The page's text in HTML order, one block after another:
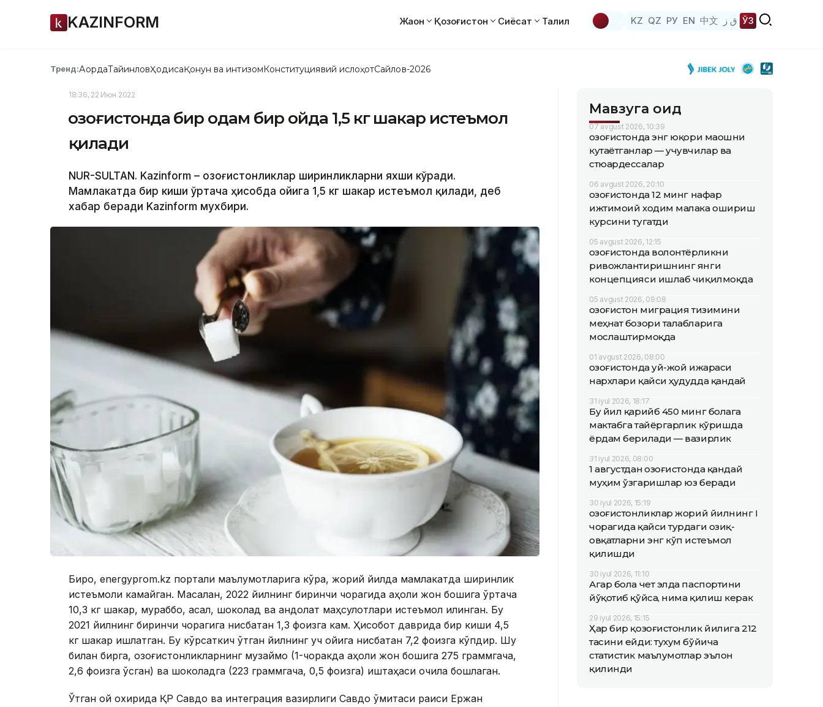
KAZINFORM Жаҳон Қозоғистон Сиёсат Таҳлил KZ QZ РУ EN 中文 ق ز ЎЗ
Тренд:АқордаТайинловҲодисаҚонун ва интизомКонституциявий ислоҳотСайлов-2026
18:36, 22 Июн 2022
Қозоғистонда бир одам бир ойда 1,5 кг шакар истеъмол
қилади
NUR-SULTAN. Kazinform – Қозоғистонликлар ширинликларни яхши кўради.
Мамлакатда бир киши ўртача ҳисобда ойига 1,5 кг шакар истеъмол қилади, деб
хабар беради Kazinform мухбири.
Бироқ, energyprom.kz портали маълумотларига кўра, жорий йилда мамлакатда ширинлик
истеъмоли камайган. Масалан, 2022 йилнинг биринчи чорагида аҳоли жон бошига ўртача
10,3 кг шакар, мураббо, асал, шоколад ва қандолат маҳсулотлари истеъмол қилинган. Бу
2021 йилнинг биринчи чорагига нисбатан 1,3 фоизга кам. Ҳисобот даврида бир киши 4,5
кг шакар ишлатган. Бу кўрсаткич ўтган йилнинг уч ойига нисбатан 7,2 фоизга кўпдир. Шу
билан бирга, қозоғистонликларнинг музқаймоқ (1-чоракда аҳоли жон бошига 275 граммгача,
2,6 фоизга ўсган) ва шоколадга (223 граммгача, 0,5 фоизга) иштаҳаси очила бошлаган.
Ўтган ой охирида ҚР Савдо ва интеграция вазирлиги Савдо қўмитаси раиси Ержан
Мавзуга оид
07 avgust 2026, 10:39
Қозоғистонда энг юқори маошни
кутаётганлар — учувчилар ва
стюардессалар
06 avgust 2026, 20:10
Қозоғистонда 12 минг нафар
ижтимоий ходим малака ошириш
курсини тугатди
05 avgust 2026, 12:15
Қозоғистонда волонтёрликни
ривожлантиришнинг янги
концепцияси ишлаб чиқилмоқда
05 avgust 2026, 09:08
Қозоғистон миграция тизимини
меҳнат бозори талабларига
мослаштирмоқда
01 avgust 2026, 08:00
Қозоғистонда уй-жой ижараси
нархлари қайси ҳудудда қандай
31 iyul 2026, 18:17
Бу йил қарийб 450 минг болага
мактабга тайёргарлик кўришда
ёрдам берилади — вазирлик
31 iyul 2026, 08:00
1 августдан Қозоғистонда қандай
муҳим ўзгаришлар юз беради
30 iyul 2026, 15:19
Қозоғистонликлар жорий йилнинг I
чорагида қайси турдаги озиқ-
овқатларни энг кўп истеъмол
қилишди
30 iyul 2026, 11:10
Агар бола чет элда паспортини
йўқотиб қўйса, нима қилиш керак
29 iyul 2026, 15:15
Ҳар бир қозоғистонлик йилига 212
тасини ейди: тухум бўйича
статистик маълумотлар эълон
қилинди